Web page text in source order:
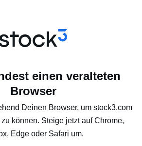
einen veralteten
Browser
Deinen Browser, um stock3.com
können. Steige jetzt auf Chrome,
Edge oder Safari um.